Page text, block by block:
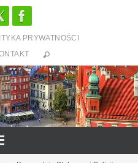
PRYWATNOŚCI